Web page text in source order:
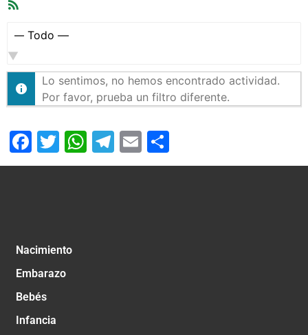
Mostrar:
Lo sentimos, no hemos encontrado actividad.
Por favor, prueba un filtro diferente.
Facebook
Twitter
WhatsApp
Telegram
Email
Nacimiento
Embarazo
Bebés
Infancia